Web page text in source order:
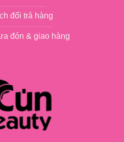
đổi trả hàng
đón & giao hàng